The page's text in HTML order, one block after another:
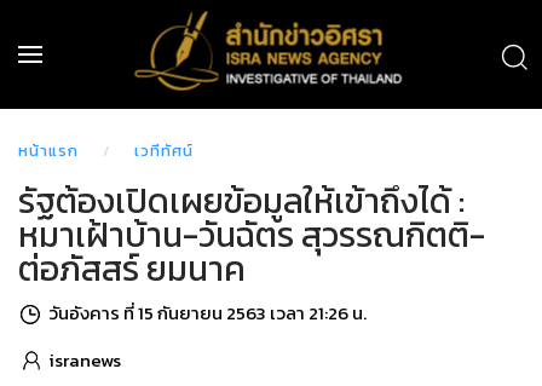
หน้าแรก เวทีทัศน์
รัฐต้องเปิดเผยข้อมูลให้เข้าถึงได้ :
หมาเฝ้าบ้าน-วันฉัตร สุวรรณกิตติ-
ต่อภัสสร์ ยมนาค
วันอังคาร ที่ 15 กันยายน 2563 เวลา 21:26 น.
isranews